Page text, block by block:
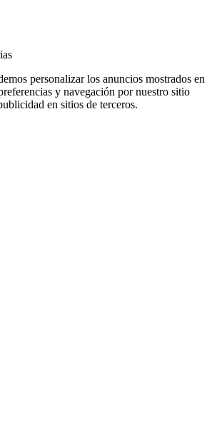
personalizar los anuncios mostrados en
y navegación por nuestro sitio
en sitios de terceros.